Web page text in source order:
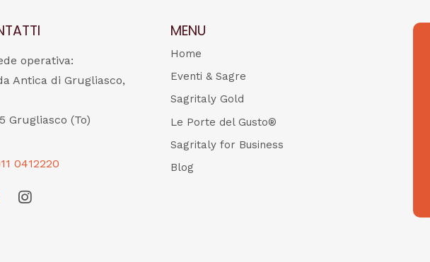
operativa:
Antica di Grugliasco,
Grugliasco (To)
0412220
MENU
Home
Eventi & Sagre
Sagritaly Gold
Le Porte del Gusto®
Sagritaly for Business
Blog